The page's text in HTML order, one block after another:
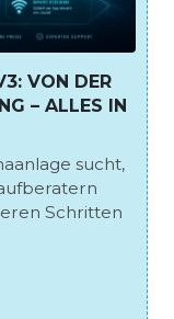
VON DER
– ALLES IN
sucht,
Schritten